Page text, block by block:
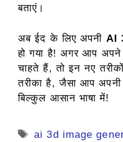
बताएं।
अब ईद के लिए अपनी AI
हो गया है! अगर आप
चाहते हैं, तो इन नए
तरीका है, जैसा आप
बिल्कुल आसान भाषा में!
Tags
ai 3d image